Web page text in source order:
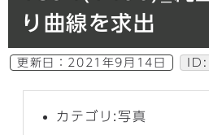
り曲線を求出
更新日： 2021年9月14日
カテゴリ:写真